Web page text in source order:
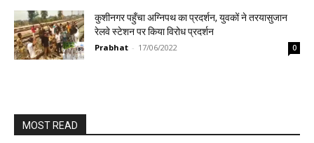
कुशीनगर पहुँचा अग्निपथ का प्रदर्शन, युवकों ने तरयासुजान
रेलवे स्टेशन पर किया विरोध प्रदर्शन
Prabhat - 17/06/2022 0
MOST READ